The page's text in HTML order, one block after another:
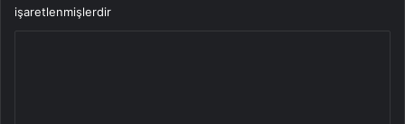
işaretlenmişlerdir